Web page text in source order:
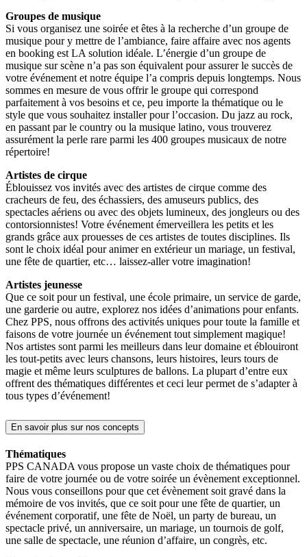
Groupes de musique
Si vous organisez une soirée et êtes à la recherche d’un groupe de
musique pour y mettre de l’ambiance, faire affaire avec nos agents
en booking est LA solution idéale. L’énergie d’un groupe de
musique sur scène n’a pas son équivalent pour assurer le succès de
votre événement et notre équipe l’a compris depuis longtemps. Nous
sommes en mesure de vous offrir le groupe qui correspond
parfaitement à vos besoins et ce, peu importe la thématique ou le
style que vous souhaitez installer pour l’occasion. Du jazz au rock,
en passant par le country ou la musique latino, vous trouverez
assurément la perle rare parmi les 400 groupes musicaux de notre
répertoire!
Artistes de cirque
Éblouissez vos invités avec des artistes de cirque comme des
cracheurs de feu, des échassiers, des amuseurs publics, des
spectacles aériens ou avec des objets lumineux, des jongleurs ou des
contorsionnistes! Votre événement émerveillera les petits et les
grands grâce aux prouesses de ces artistes de toutes disciplines. Ils
sont le choix idéal pour animer en extérieur un mariage, un festival,
une fête de quartier, etc… laissez-aller votre imagination!
Artistes jeunesse
Que ce soit pour un festival, une école primaire, un service de garde,
une garderie ou autre, explorez nos idées d’animations pour enfants.
Chez PPS, nous offrons des activités uniques pour toute la famille et
faisons de votre journée un événement tout simplement magique!
Nos artistes sont parmi les meilleurs dans leur domaine et éblouiront
les tout-petits avec leurs chansons, leurs histoires, leurs tours de
magie et même leurs sculptures de ballons. La plupart d’entre eux
offrent des thématiques différentes et ceci leur permet de s’adapter à
tous types d’événement!
En savoir plus sur nos concepts
Thématiques
PPS CANADA vous propose un vaste choix de thématiques pour
faire de votre journée ou de votre soirée un évènement exceptionnel.
Nous vous conseillons pour que cet évènement soit gravé dans la
mémoire de vos invités, que ce soit pour une fête de quartier, un
événement corporatif, une fête de Noël, un party de bureau, un
spectacle privé, un anniversaire, un mariage, un tournois de golf,
une salle de spectacle, une réunion d’affaire, un congrès, etc.